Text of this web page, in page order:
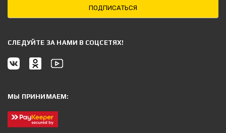
ПОДПИСАТЬСЯ
CЛЕДУЙТЕ ЗА НАМИ В СОЦСЕТЯХ!
МЫ ПРИНИМАЕМ: